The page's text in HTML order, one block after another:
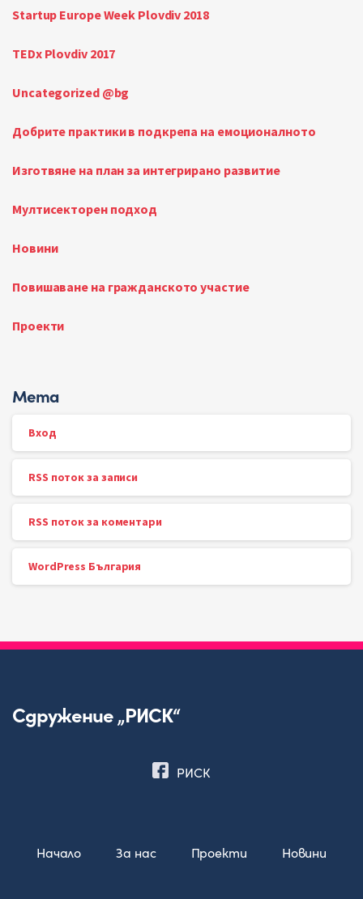
Startup Europe Week Plovdiv 2018
TEDx Plovdiv 2017
Uncategorized @bg
Добрите практики в подкрепа на емоционалното
Изготвяне на план за интегрирано развитие
Мултисекторен подход
Новини
Повишаване на гражданското участие
Проекти
Мета
Вход
RSS поток за записи
RSS поток за коментари
WordPress България
Сдружение „РИСК“
РИСК
Начало За нас Проекти Новини